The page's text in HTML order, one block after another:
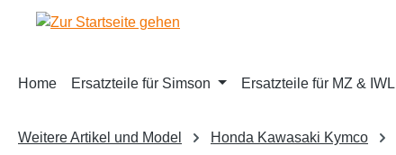
Hauptinhalt springen
Zur Suche springen
Zur Hauptnavigation springen
Home Ersatzteile für Simson Ersatzteile für MZ & IWL
Weitere Artikel und Model Honda Kawasaki Kymco